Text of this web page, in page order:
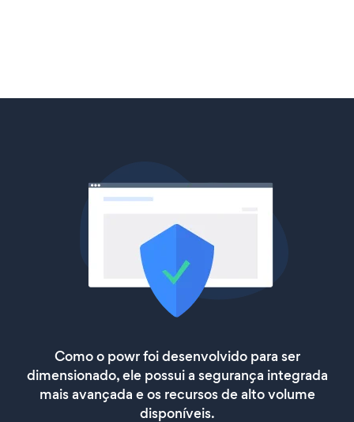
Como o powr foi desenvolvido para ser
dimensionado, ele possui a segurança integrada
mais avançada e os recursos de alto volume
disponíveis.